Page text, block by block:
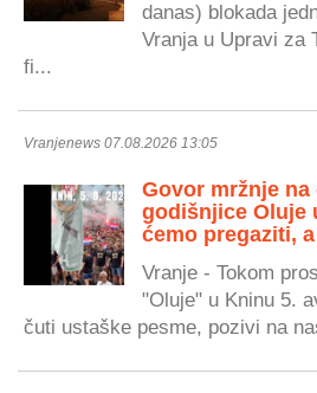
danas) blokada
Vranja u Upravi za
fi...
Vranjenews 07.08.2026 13:05
Govor mržnje na
godišnjice Oluje
ćemo pregaziti,
Vranje - Tokom
"Oluje" u Kninu 5.
čuti ustaške pesme, pozivi na